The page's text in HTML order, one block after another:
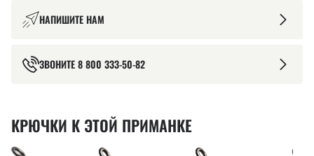
НАПИШИТЕ НАМ
ЗВОНИТЕ8 800 333-50-82
КРЮЧКИ К ЭТОЙ ПРИМАНКЕ